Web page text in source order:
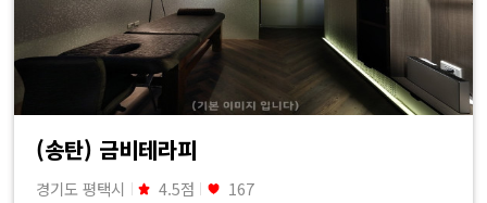
(송탄) 금비테라피
경기도 평택시 4.5점 167